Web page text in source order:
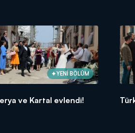
YENİ BÖLÜM
ve Kartal evlendi!